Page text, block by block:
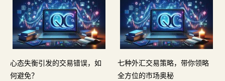
心态失衡引发的交易错误，如
何避免？
七种外汇交易策略，带你领略
全方位的市场奥秘